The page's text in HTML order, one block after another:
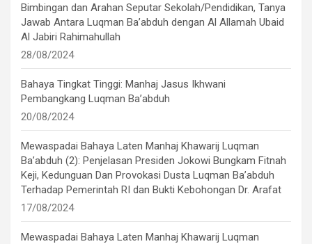
Bimbingan dan Arahan Seputar Sekolah/Pendidikan, Tanya
Jawab Antara Luqman Ba’abduh dengan Al Allamah Ubaid
Al Jabiri Rahimahullah
28/08/2024
Bahaya Tingkat Tinggi: Manhaj Jasus Ikhwani
Pembangkang Luqman Ba’abduh
20/08/2024
Mewaspadai Bahaya Laten Manhaj Khawarij Luqman
Ba’abduh (2): Penjelasan Presiden Jokowi Bungkam Fitnah
Keji, Kedunguan Dan Provokasi Dusta Luqman Ba’abduh
Terhadap Pemerintah RI dan Bukti Kebohongan Dr. Arafat
17/08/2024
Mewaspadai Bahaya Laten Manhaj Khawarij Luqman